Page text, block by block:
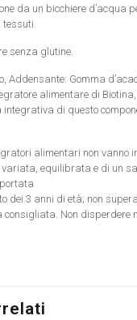
da un bicchiere d’acqua
senza glutine.
Addensante: Gomma
alimentare di
di questo
alimentari non vanno
equilibrata e di un
dei 3 anni di età; non
Non disperdere